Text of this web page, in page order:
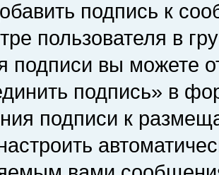
подпись к
пользователя в
подписи вы можете
подпись» в
подписи к